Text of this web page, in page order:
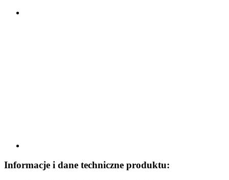
Informacje i dane techniczne produktu: